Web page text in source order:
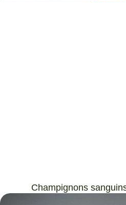
Champignons